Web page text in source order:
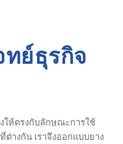
ทย์ธุรกิจ
ให้ตรงกับลักษณะการใช้
างกัน เราจึงออกแบบยาง